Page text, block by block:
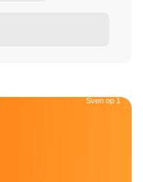
Sven op 1